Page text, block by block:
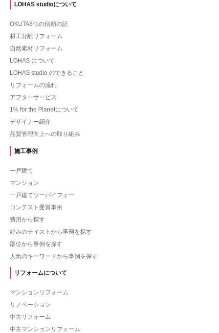
LOHAS studioについて
OKUTA8つの信頼の証
材工分離リフォーム
自然素材リフォーム
LOHAS について
LOHAS studio のできること
リフォームの流れ
アフターサービス
1% for the Planetについて
デザイナー紹介
品質管理向上への取り組み
施工事例
一戸建て
マンション
一戸建てツーバイフォー
コンテスト受賞事例
費用から探す
好みのテイストから事例を探す
部位から事例を探す
人気のキーワードから事例を探す
リフォームについて
マンションリフォーム
リノベーション
中古リフォーム
中古マンションリフォーム